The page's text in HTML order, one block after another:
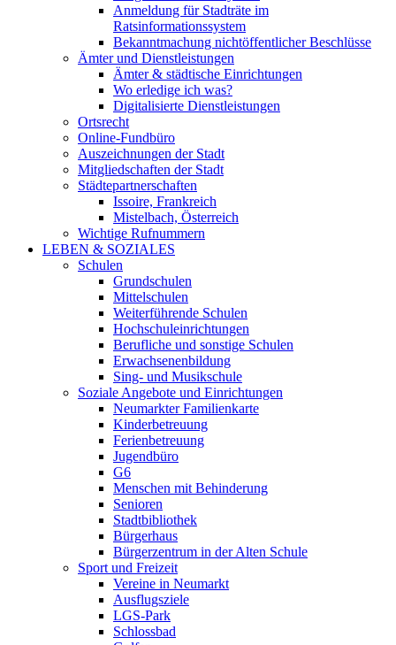
Anmeldung für Stadträte im
Ratsinformationssystem
Bekanntmachung nichtöffentlicher Beschlüsse
Ämter und Dienstleistungen
Ämter & städtische Einrichtungen
Wo erledige ich was?
Digitalisierte Dienstleistungen
Ortsrecht
Online-Fundbüro
Auszeichnungen der Stadt
Mitgliedschaften der Stadt
Städtepartnerschaften
Issoire, Frankreich
Mistelbach, Österreich
Wichtige Rufnummern
LEBEN & SOZIALES
Schulen
Grundschulen
Mittelschulen
Weiterführende Schulen
Hochschuleinrichtungen
Berufliche und sonstige Schulen
Erwachsenenbildung
Sing- und Musikschule
Soziale Angebote und Einrichtungen
Neumarkter Familienkarte
Kinderbetreuung
Ferienbetreuung
Jugendbüro
G6
Menschen mit Behinderung
Senioren
Stadtbibliothek
Bürgerhaus
Bürgerzentrum in der Alten Schule
Sport und Freizeit
Vereine in Neumarkt
Ausflugsziele
LGS-Park
Schlossbad